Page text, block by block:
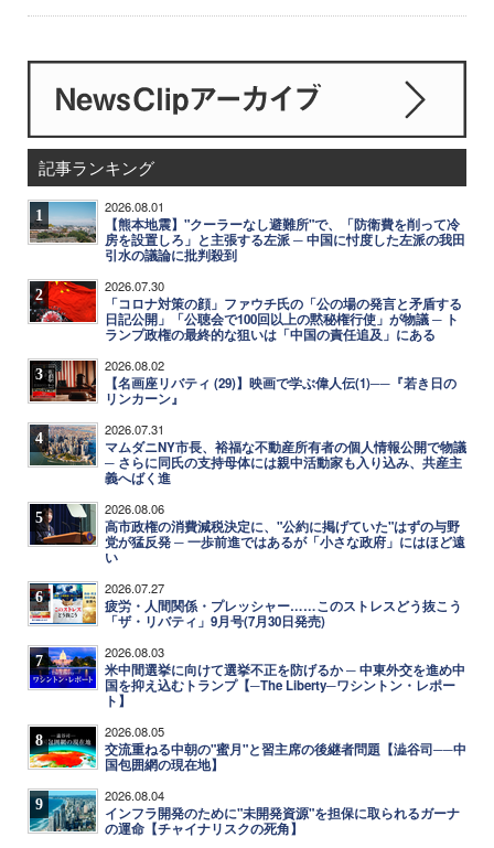
記事ランキング
1 2026.08.01
【熊本地震】"クーラーなし避難所"で、「防衛費を削って冷
房を設置しろ」と主張する左派 ─ 中国に忖度した左派の我田
引水の議論に批判殺到
2 2026.07.30
「コロナ対策の顔」ファウチ氏の「公の場の発言と矛盾する
日記公開」「公聴会で100回以上の黙秘権行使」が物議 ─ ト
ランプ政権の最終的な狙いは「中国の責任追及」にある
3 2026.08.02
【名画座リバティ (29)】映画で学ぶ偉人伝(1)──『若き日の
リンカーン』
4 2026.07.31
マムダニNY市長、裕福な不動産所有者の個人情報公開で物議
─ さらに同氏の支持母体には親中活動家も入り込み、共産主
義へばく進
5 2026.08.06
高市政権の消費減税決定に、"公約に掲げていた"はずの与野
党が猛反発 ─ 一歩前進ではあるが「小さな政府」にはほど遠
い
6 2026.07.27
疲労・人間関係・プレッシャー……このストレスどう抜こう
「ザ・リバティ」9月号(7月30日発売)
7 2026.08.03
米中間選挙に向けて選挙不正を防げるか ─ 中東外交を進め中
国を抑え込むトランプ【─The Liberty─ワシントン・レポー
ト】
8 2026.08.05
交流重ねる中朝の"蜜月"と習主席の後継者問題【澁谷司──中
国包囲網の現在地】
9 2026.08.04
インフラ開発のために"未開発資源"を担保に取られるガーナ
の運命【チャイナリスクの死角】